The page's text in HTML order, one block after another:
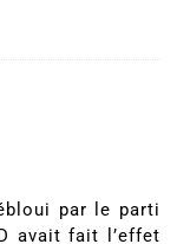
par le parti
avait fait l’effet